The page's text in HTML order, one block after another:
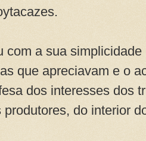
com a sua
que apreciavam e o
dos interesses dos
produtores, do interior